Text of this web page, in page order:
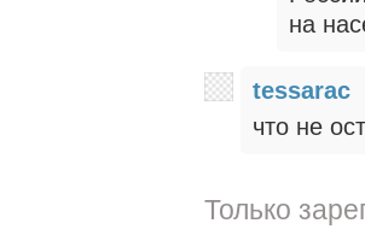
на
tessarac
что не
Только